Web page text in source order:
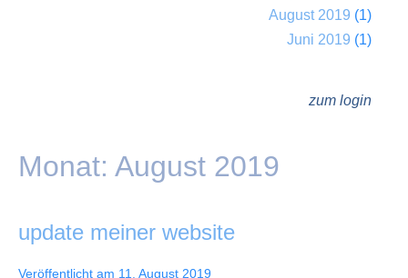
August 2019 (1)
Juni 2019 (1)
zum login
Monat: August 2019
update meiner website
Veröffentlicht am 11. August 2019